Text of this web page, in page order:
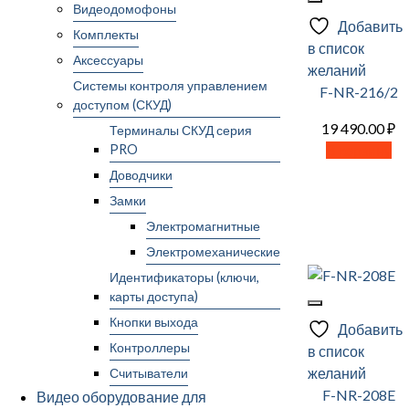
Видеодомофоны
Комплекты
Аксессуары
Системы контроля управлением
доступом (СКУД)
Терминалы СКУД серия
PRO
Доводчики
Замки
Электромагнитные
Электромеханические
Идентификаторы (ключи,
карты доступа)
Кнопки выхода
Контроллеры
Считыватели
Видео оборудование для
Добавить
в список
желаний
F-NR-216/2
19 490.00₽
Добавить
в список
желаний
F-NR-208E